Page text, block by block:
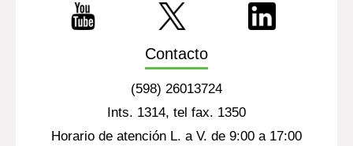
Contacto
(598) 26013724
Ints. 1314, tel fax. 1350
Horario de atención L. a V. de 9:00 a 17:00